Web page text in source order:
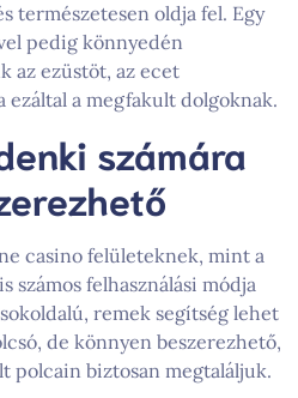
természetesen oldja fel. Egy
pedig könnyedén
az ezüstöt, az ecet
ezáltal a megfakult dolgoknak.
számára
casino felületeknek, mint a
számos felhasználási módja
remek segítség lehet
de könnyen beszerezhető,
polcain biztosan megtaláljuk.